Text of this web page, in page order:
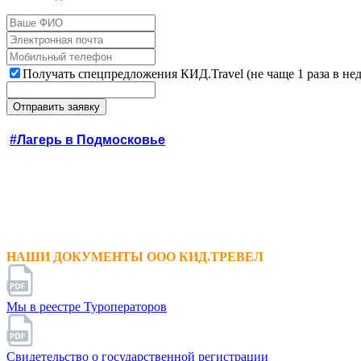
Получать спецпредложения КИД.Travel (не чаще 1 раза в
#Лагерь в Подмосковье
НАШИ ДОКУМЕНТЫ ООО КИД.ТРЕВЕЛ
Мы в реестре Туроператоров
Свидетельство о государственной регистрации